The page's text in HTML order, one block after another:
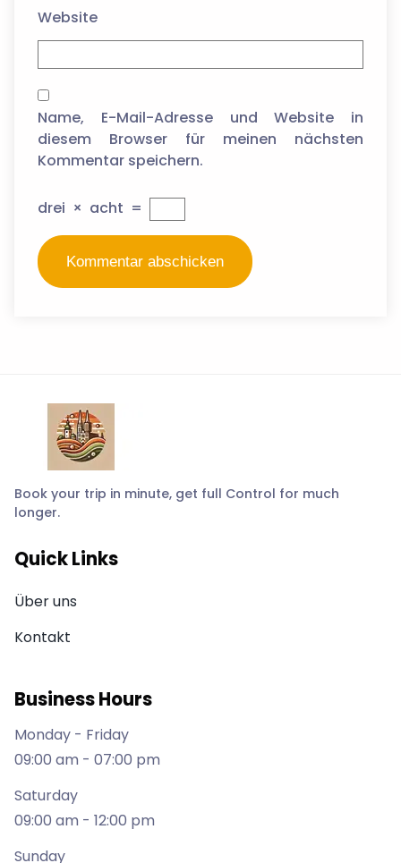
Website
Name, E-Mail-Adresse und Website in
diesem Browser für meinen nächsten
Kommentar speichern.
drei × acht =
Book your trip in minute, get full Control for much
longer.
Quick Links
Über uns
Kontakt
Business Hours
Monday - Friday
09:00 am - 07:00 pm
Saturday
09:00 am - 12:00 pm
Sunday